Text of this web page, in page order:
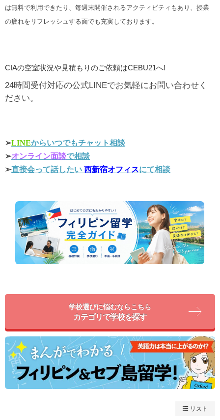
は無料で利用できたり、毎週末開催されるアクティビティもあり、授業
の疲れをリフレッシュする面でも充実しております。
CIAの空室状況や見積もりのご依頼はCEBU21へ!
24時間受付対応の公式LINEでお気軽にお問い合わせく
ださい。
➢LINEからいつでもチャット相談
➢オンライン面談で相談
➢直接会って話したい 西新宿オフィスにて相談
学校選びに悩むならこちら
カテゴリで学校を探す
リスト